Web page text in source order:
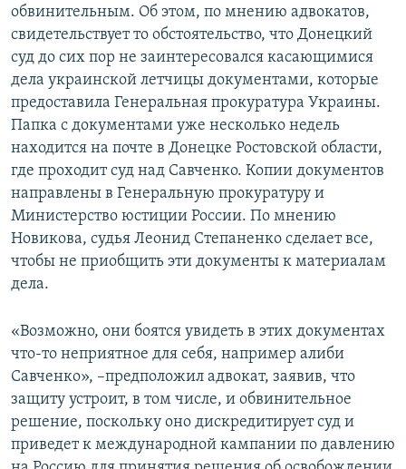
обвинительным. Об этом, по мнению адвокатов,
свидетельствует то обстоятельство, что Донецкий
суд до сих пор не заинтересовался касающимися
дела украинской летчицы документами, которые
предоставила Генеральная прокуратура Украины.
Папка с документами уже несколько недель
находится на почте в Донецке Ростовской области,
где проходит суд над Савченко. Копии документов
направлены в Генеральную прокуратуру и
Министерство юстиции России. По мнению
Новикова, судья Леонид Степаненко сделает все,
чтобы не приобщить эти документы к материалам
дела.
«Возможно, они боятся увидеть в этих документах
что-то неприятное для себя, например алиби
Савченко», –предположил адвокат, заявив, что
защиту устроит, в том числе, и обвинительное
решение, поскольку оно дискредитирует суд и
приведет к международной кампании по давлению